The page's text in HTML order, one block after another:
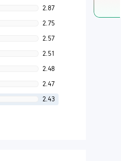
2.87
2.75
2.57
2.51
2.48
2.47
2.43